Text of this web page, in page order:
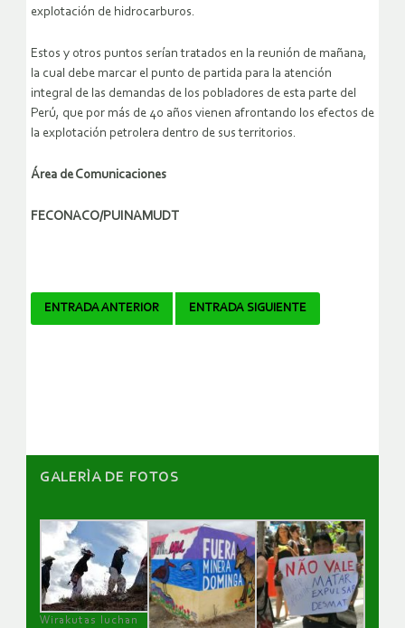
explotación de hidrocarburos.
Estos y otros puntos serían tratados en la reunión de mañana,
la cual debe marcar el punto de partida para la atención
integral de las demandas de los pobladores de esta parte del
Perú, que por más de 40 años vienen afrontando los efectos de
la explotación petrolera dentro de sus territorios.
Área de Comunicaciones
FECONACO/PUINAMUDT
Navegador
ENTRADA ANTERIOR ENTRADA SIGUIENTE
GALERÌA DE FOTOS
Wirakutas luchan